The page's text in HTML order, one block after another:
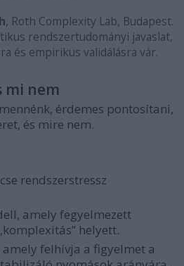
, Roth Complexity Lab, Budapest.
rendszertudományi javaslat,
és empirikus validálásra vár.
mi nem
érdemes pontosítani,
és mire nem.
rendszerstressz
amely fegyelmezett
helyett.
felhívja a figyelmet a